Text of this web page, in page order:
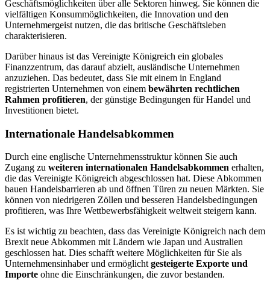
Geschäftsmöglichkeiten über alle Sektoren hinweg. Sie können die
vielfältigen Konsummöglichkeiten, die Innovation und den
Unternehmergeist nutzen, die das britische Geschäftsleben
charakterisieren.
Darüber hinaus ist das Vereinigte Königreich ein globales
Finanzzentrum, das darauf abzielt, ausländische Unternehmen
anzuziehen. Das bedeutet, dass Sie mit einem in England
registrierten Unternehmen von einem bewährten rechtlichen
Rahmen profitieren, der günstige Bedingungen für Handel und
Investitionen bietet.
Internationale Handelsabkommen
Durch eine englische Unternehmensstruktur können Sie auch
Zugang zu weiteren internationalen Handelsabkommen erhalten,
die das Vereinigte Königreich abgeschlossen hat. Diese Abkommen
bauen Handelsbarrieren ab und öffnen Türen zu neuen Märkten. Sie
können von niedrigeren Zöllen und besseren Handelsbedingungen
profitieren, was Ihre Wettbewerbsfähigkeit weltweit steigern kann.
Es ist wichtig zu beachten, dass das Vereinigte Königreich nach dem
Brexit neue Abkommen mit Ländern wie Japan und Australien
geschlossen hat. Dies schafft weitere Möglichkeiten für Sie als
Unternehmensinhaber und ermöglicht gesteigerte Exporte und
Importe ohne die Einschränkungen, die zuvor bestanden.